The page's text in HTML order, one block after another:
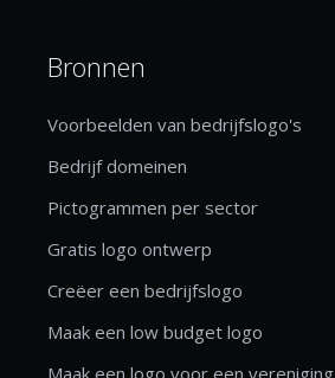
Bronnen
Voorbeelden van bedrijfslogo's
Bedrijf domeinen
Pictogrammen per sector
Gratis logo ontwerp
Creëer een bedrijfslogo
Maak een low budget logo